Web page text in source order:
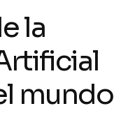
la
mundo